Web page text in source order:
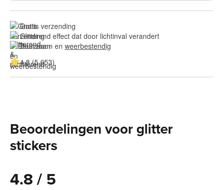
Gratis verzending
Glitterend effect dat door lichtinval verandert
Duurzaam en weerbestendig
4.8 (5.653)
Beoordelingen voor glitter
stickers
4.8 / 5